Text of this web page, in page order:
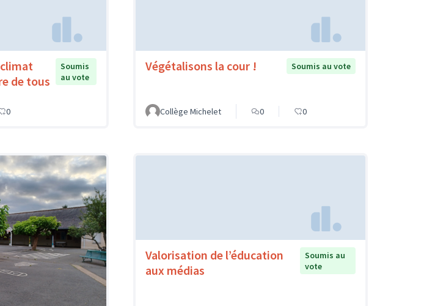
de tous
Soumis
au vote
0
Végétalisons la cour ! Soumis au vote
Collège Michelet 0 0
Valorisation de l’éducation
aux médias
Soumis au
vote